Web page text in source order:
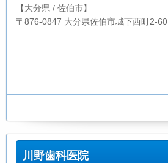
【大分県 / 佐伯市】
〒876-0847 大分県佐伯市城下西町2-60
川野歯科医院